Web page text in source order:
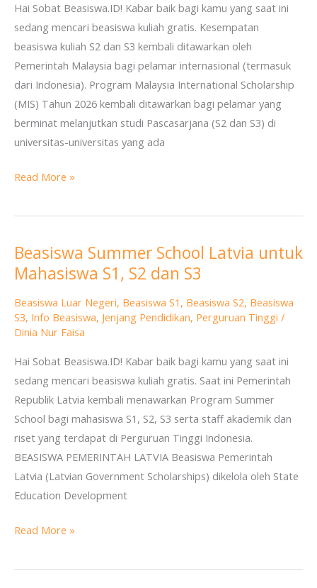
Hai Sobat Beasiswa.ID! Kabar baik bagi kamu yang saat ini
sedang mencari beasiswa kuliah gratis. Kesempatan
beasiswa kuliah S2 dan S3 kembali ditawarkan oleh
Pemerintah Malaysia bagi pelamar internasional (termasuk
dari Indonesia). Program Malaysia International Scholarship
(MIS) Tahun 2026 kembali ditawarkan bagi pelamar yang
berminat melanjutkan studi Pascasarjana (S2 dan S3) di
universitas-universitas yang ada
Malaysia
Read More »
Beasiswa Summer School Latvia untuk
Mahasiswa S1, S2 dan S3
Beasiswa Luar Negeri, Beasiswa S1 , Beasiswa S2, Beasiswa
S3, Info Beasiswa, Jenjang Pendidikan, Perguruan Tinggi /
Dinia Nur Faisa
Hai Sobat Beasiswa.ID! Kabar baik bagi kamu yang saat ini
sedang mencari beasiswa kuliah gratis. Saat ini Pemerintah
Republik Latvia kembali menawarkan Program Summer
School bagi mahasiswa S1, S2, S3 serta staff akademik dan
riset yang terdapat di Perguruan Tinggi Indonesia.
BEASISWA PEMERINTAH LATVIA Beasiswa Pemerintah
Latvia (Latvian Government Scholarships) dikelola oleh State
Education Development
Beasiswa
Summer
Latvia
untuk
S1,
S2
dan
S3
Read More »